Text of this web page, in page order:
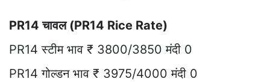
PR14 चावल (PR14 Rice Rate)
PR14 स्टीम भाव ₹ 3800/3850 मंदी 0
PR14 गोल्डन भाव ₹ 3975/4000 मंदी 0